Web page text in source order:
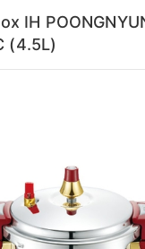
IH
(4.5L)